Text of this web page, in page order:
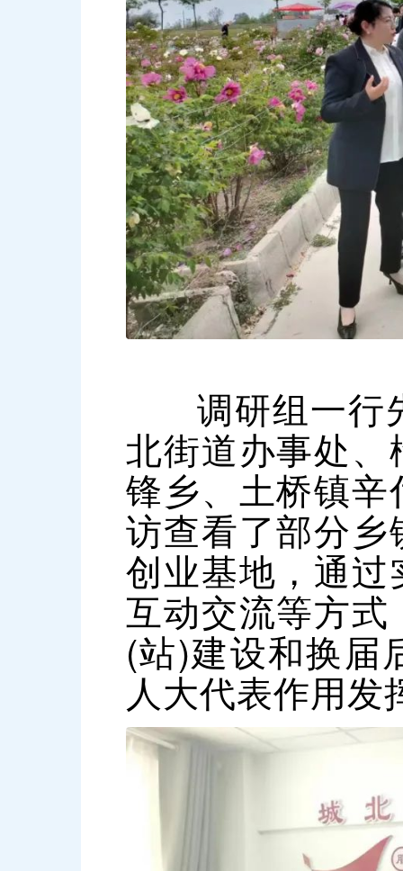
调研组一行
北街道办事处
锋乡、土桥镇
访查看了部分
创业基地，通
互动交流等方
(站)建设和换届
人大代表作用